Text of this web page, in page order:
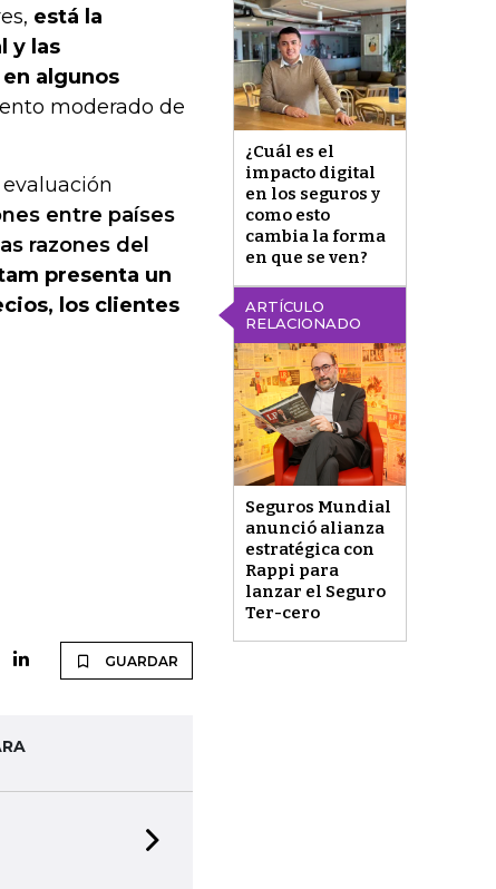
¿Cuál es el
impacto digital
en los seguros y
como esto
cambia la forma
en que se ven?
está la
y las
algunos
moderado de
ARTÍCULO
RELACIONADO
Seguros Mundial
anunció alianza
estratégica con
Rappi para
lanzar el Seguro
Ter-cero
entre países
razones del
presenta un
los clientes
GUARDAR